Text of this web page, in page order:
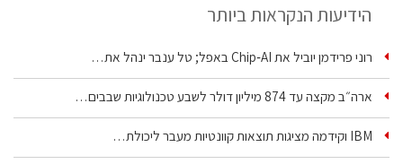
הידיעות הנקראות ביותר
רוני פרידמן יוביל את Chip‑AI באפל; טל ענבר ינהל את…
ארה״ב מקצה עד 874 מיליון דולר לשבע טכנולוגיות שבבים…
IBM וקידמה מציגות תוצאות קוונטיות מעבר ליכולת…